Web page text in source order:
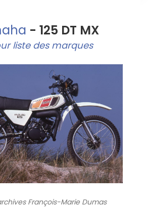
- 125 DT MX
liste des marques
François-Marie Dumas